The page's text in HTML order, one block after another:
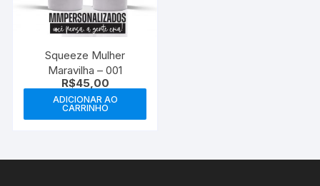
Squeeze Mulher
Maravilha – 001
R$45,00
ADICIONAR AO
CARRINHO